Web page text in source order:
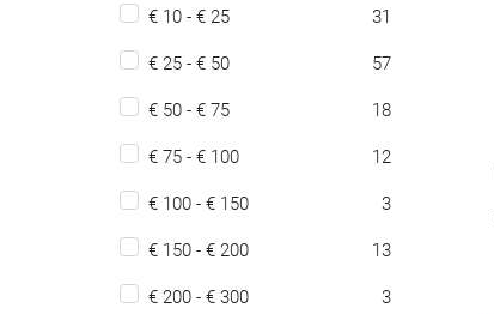
€ 10 - € 25 31
€ 25 - € 50 57
€ 50 - € 75 18
€ 75 - € 100 12
€ 100 - € 150 3
€ 150 - € 200 13
€ 200 - € 300 3